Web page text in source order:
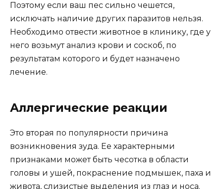
Поэтому если ваш пес сильно чешется,
исключать наличие других паразитов нельзя.
Необходимо отвести животное в клинику, где у
него возьмут анализ крови и соскоб, по
результатам которого и будет назначено
лечение.
Аллергические реакции
Это вторая по популярности причина
возникновения зуда. Ее характерными
признаками может быть чесотка в области
головы и ушей, покраснение подмышек, паха и
живота, слизистые выделения из глаз и носа.